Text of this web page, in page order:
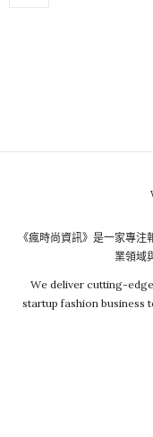
《瘋時尚資訊》是一家專
業領域
We deliver cutting-
startup fashion business